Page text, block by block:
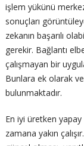
işlem yükünü
sonuçları
zekanın başarılı
gerekir. Bağlantı
çalışmayan bir
Bunlara ek olarak
bulunmaktadır.
En iyi üretken
zamana yakın